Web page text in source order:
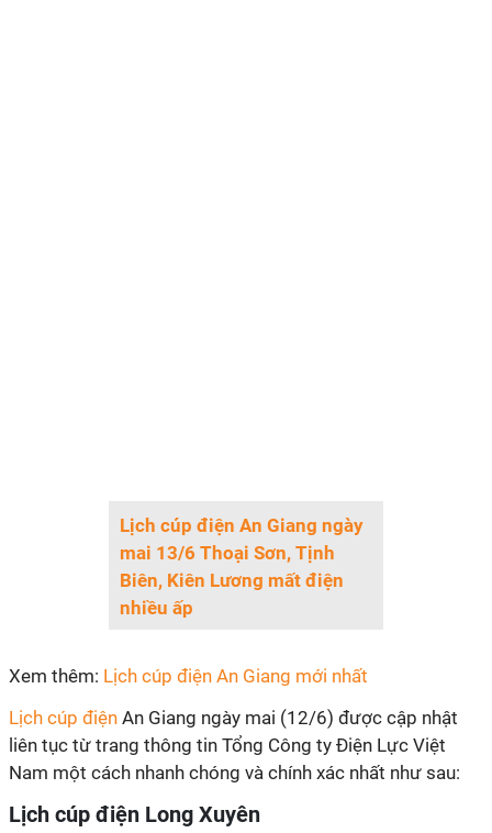
Lịch cúp điện An Giang ngày
mai 13/6 Thoại Sơn, Tịnh
Biên, Kiên Lương mất điện
nhiều ấp
Xem thêm: Lịch cúp điện An Giang mới nhất
Lịch cúp điện An Giang ngày mai (12/6) được cập nhật
liên tục từ trang thông tin Tổng Công ty Điện Lực Việt
Nam một cách nhanh chóng và chính xác nhất như sau:
Lịch cúp điện Long Xuyên